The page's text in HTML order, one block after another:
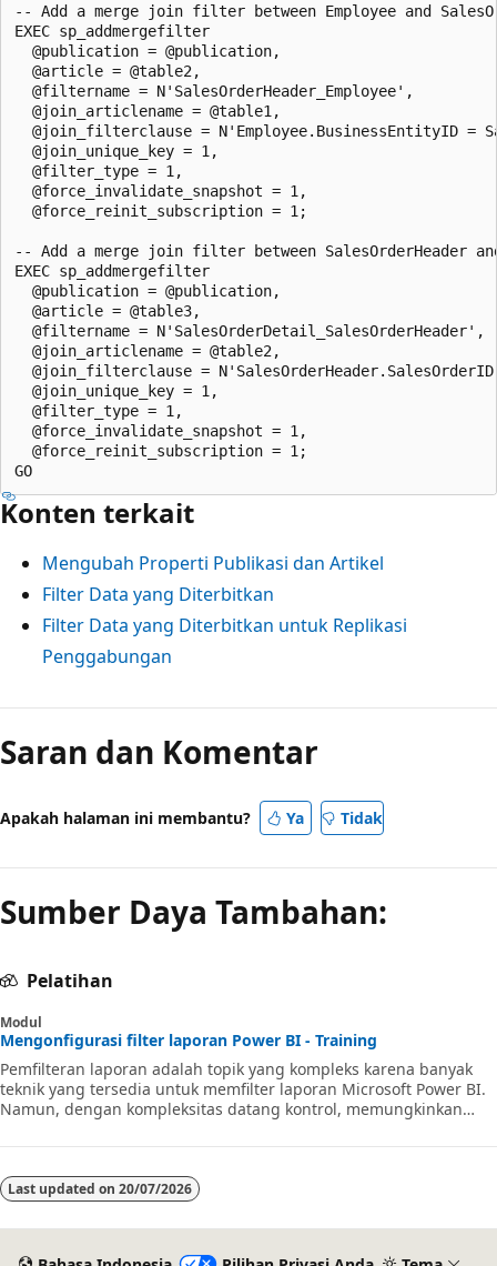
-- Add a merge join filter between Employee and
EXEC sp_addmergefilter
  @publication = @publication,
  @article = @table2,
  @filtername = N'SalesOrderHeader_Employee',
  @join_articlename = @table1,
@join_filterclause = N'Employee.BusinessEntityID =
  @join_unique_key = 1,
  @filter_type = 1,
  @force_invalidate_snapshot = 1,
  @force_reinit_subscription = 1;
-- Add a merge join filter between SalesOrderHeader
EXEC sp_addmergefilter
  @publication = @publication,
  @article = @table3,
  @filtername = N'SalesOrderDetail_SalesOrderHeader',
  @join_articlename = @table2,
@join_filterclause =
  @join_unique_key = 1,
  @filter_type = 1,
  @force_invalidate_snapshot = 1,
  @force_reinit_subscription = 1;
Konten terkait
Mengubah Properti Publikasi dan Artikel
Filter Data yang Diterbitkan
Filter Data yang Diterbitkan untuk Replikasi
Penggabungan
Saran dan Komentar
Apakah halaman ini membantu? Ya Tidak
Sumber Daya Tambahan:
Pelatihan
Modul
Mengonfigurasi filter laporan Power BI - Training
Pemfilteran laporan adalah topik yang kompleks karena banyak
teknik yang tersedia untuk memfilter laporan Microsoft Power BI.
Namun, dengan kompleksitas datang kontrol, memungkinkan
harapan.
Last updated on 20/07/2026